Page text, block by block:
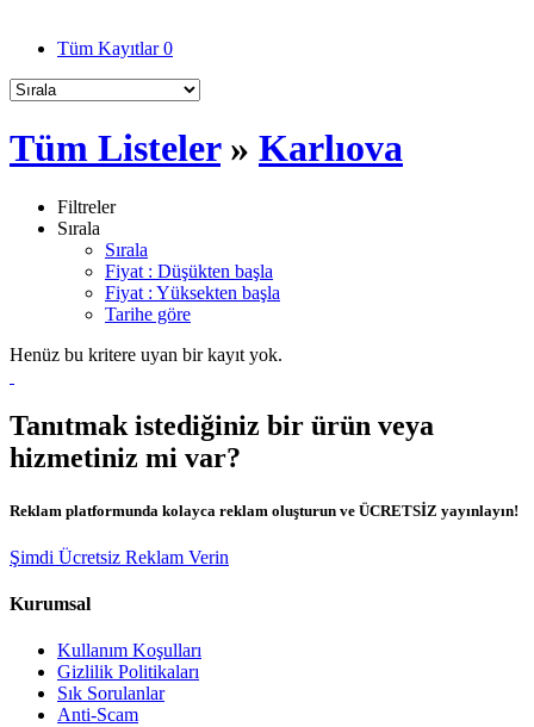
Tüm Kayıtlar0
Tüm Listeler» Karlıova
Filtreler
Sırala
Sırala
Fiyat : Düşükten başla
Fiyat : Yüksekten başla
Tarihe göre
Henüz bu kritere uyan bir kayıt yok.
Tanıtmak istediğiniz bir ürün veya
hizmetiniz mi var?
Reklam platformunda kolayca reklam oluşturun ve ÜCRETSİZ yayınlayın!
Şimdi Ücretsiz Reklam Verin
Kurumsal
Kullanım Koşulları
Gizlilik Politikaları
Sık Sorulanlar
Anti-Scam